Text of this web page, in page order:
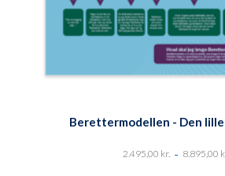
Berettermodellen - Den
2.495,00 kr. - 8.895,00